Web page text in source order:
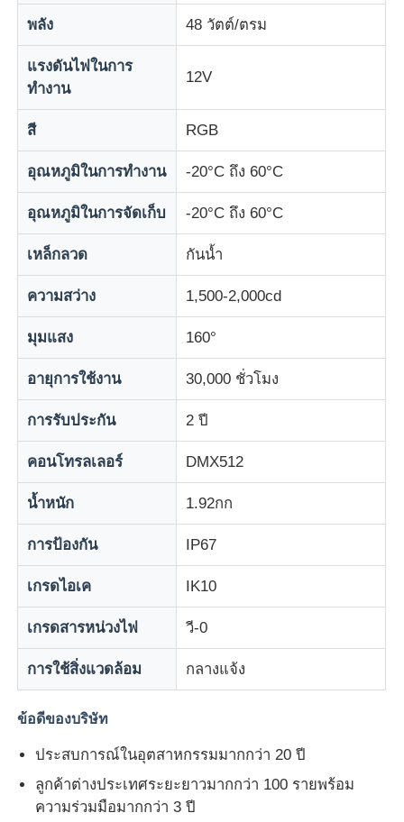
เกี่ยวกับเรา
ทัวร์โรงงาน
การควบคุมคุณภาพ
ติดต่อเรา
ข่าว
ทุกกรณี
ขอทุน
หน้าจอตาข่าย LED
จอแสดงผล LED Mesh
หน้าจอฟิล์มโปร่งใส LED
จอแสดงผล LED โปร่งใส
จอ LED บินได้
หน้าจอนำโฮโลแกรม
หน้าจอกระจังหน้า LED
หน้าจอแสดงผลโปร่งใส
พลัง 48 วัตต์/ตรม
แรงดันไฟในการ
ทำงาน
12V
สี RGB
อุณหภูมิในการทำงาน -20°C ถึง 60°C
อุณหภูมิในการจัดเก็บ -20°C ถึง 60°C
เหล็กลวด กันน้ำ
ความสว่าง 1,500-2,000cd
มุมแสง 160°
อายุการใช้งาน 30,000 ชั่วโมง
การรับประกัน 2 ปี
คอนโทรลเลอร์ DMX512
น้ำหนัก 1.92กก
การป้องกัน IP67
เกรดไอเค IK10
เกรดสารหน่วงไฟ วี-0
การใช้สิ่งแวดล้อม กลางแจ้ง
ข้อดีของบริษัท
ประสบการณ์ในอุตสาหกรรมมากกว่า 20 ปี
ลูกค้าต่างประเทศระยะยาวมากกว่า 100 รายพร้อม
ความร่วมมือมากกว่า 3 ปี